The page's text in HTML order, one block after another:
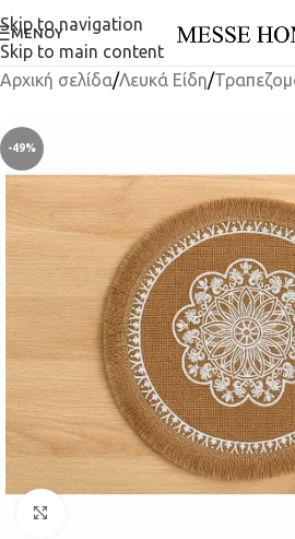
Skip to navigation
Skip to main content
ΜΕΝΟΎ
Αρχική σελίδα/Λευκά Είδη/
-49%